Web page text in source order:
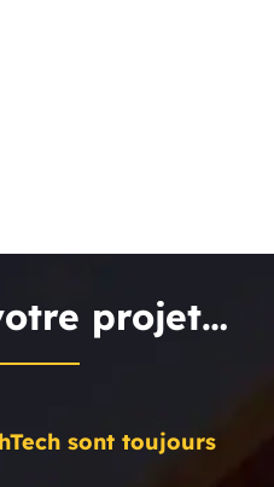
projet…
sont toujours